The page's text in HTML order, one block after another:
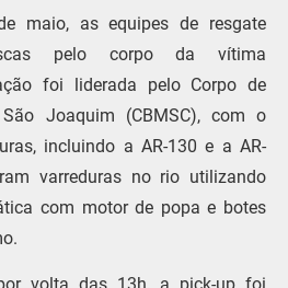
maio, as equipes de resgate
pelo corpo da vítima
foi liderada pelo Corpo de
Joaquim (CBMSC), com o
incluindo a AR-130 e a AR-
varreduras no rio utilizando
com motor de popa e botes